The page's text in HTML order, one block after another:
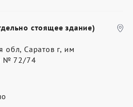
стоящее здание)
обл, Саратов г, им
№ 72/74